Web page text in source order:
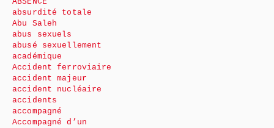
absurdité totale
Abu Saleh
abus sexuels
abusé sexuellement
académique
Accident ferroviaire
accident majeur
accident nucléaire
accidents
accompagné
Accompagné d’un